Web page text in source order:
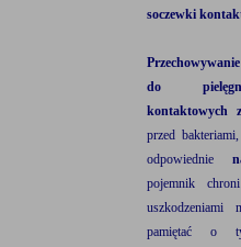
soczewki
do
kontaktowych
przed
odpowiednie
pojemnik
uszkodzeniami
pamiętać o